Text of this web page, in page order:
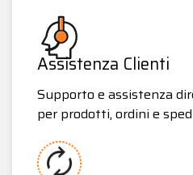
Assistenza Clienti
Supporto e assistenza
per prodotti, ordini e